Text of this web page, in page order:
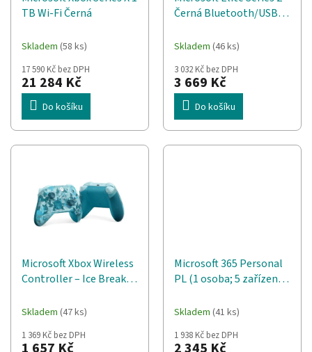
TB Wi-Fi Černá
Skladem (58 ks)
17 590 Kč bez DPH
21 284 Kč
Do košíku
Černá Bluetooth/USB
Analogový/digitální
Xbox One X
Skladem (46 ks)
3 032 Kč bez DPH
3 669 Kč
Do košíku
Microsoft Xbox Wireless
Controller – Ice Breaker
Tyrkysová Bluetooth
Analogový/digitální
Skladem (47 ks)
1 369 Kč bez DPH
Microsoft 365 Personal
PL (1 osoba; 5 zařízení ;
Polsko) (EP2-32454)
Skladem (41 ks)
1 938 Kč bez DPH